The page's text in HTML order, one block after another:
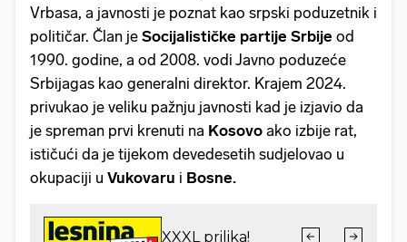
Vrbasa, a javnosti je poznat kao srpski poduzetnik i
političar. Član je Socijalističke partije Srbije od
1990. godine, a od 2008. vodi Javno poduzeće
Srbijagas kao generalni direktor. Krajem 2024.
privukao je veliku pažnju javnosti kad je izjavio da
je spreman prvi krenuti na Kosovo ako izbije rat,
ističući da je tijekom devedesetih sudjelovao u
okupaciji u Vukovaru i Bosne.